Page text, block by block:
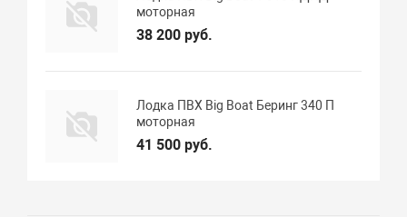
моторная
38 200 руб.
Лодка ПВХ Big Boat Беринг 340 П
моторная
41 500 руб.